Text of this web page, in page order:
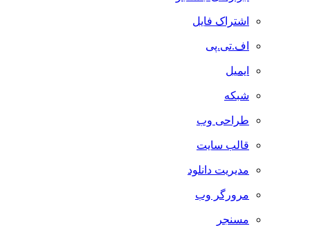
اشتراک فایل
اف.تی.پی
ایمیل
شبکه
طراحی وب
قالب سایت
مدیریت دانلود
مرورگر وب
مسنجر